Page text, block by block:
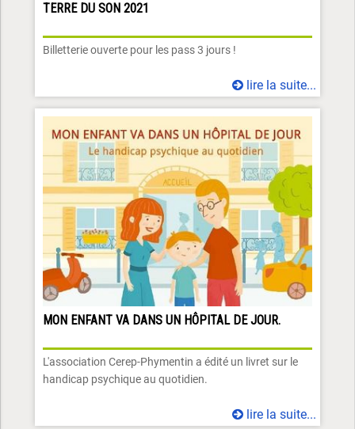
TERRE DU SON 2021
Billetterie ouverte pour les pass 3 jours !
lire la suite...
MON ENFANT VA DANS UN HÔPITAL DE JOUR.
L'association Cerep-Phymentin a édité un livret sur le
handicap psychique au quotidien.
lire la suite...